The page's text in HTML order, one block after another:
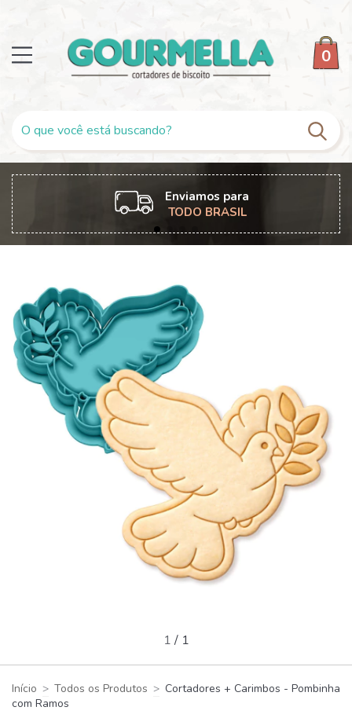
0
Enviamos para
TODO BRASIL
1 / 1
Início > Todos os Produtos > Cortadores + Carimbos - Pombinha
com Ramos